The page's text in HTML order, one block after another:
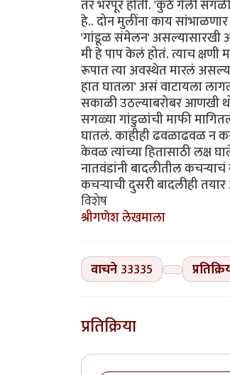
तर भरपूर होती. 'कुठे गेली
हे.. दोन मुलींना काय
'गांडूळ संमेलन' असल्यासारखी
मी हे पाप केलं होतं. त्याच क्षणी
रूपात त्या अवस्थेत मारलं
हात घातला' असं वाटायला
सकाळी उठल्याबरोबर आणखी
सगळ्या गांडुळांची माफी
घातलं. काहीही ढवळाढवळ न
केवळ त्यांच्या हितासाठी लक्ष
नातवंडांनी बादलीतील
कचऱ्याची दुसरी बादलीही
विशेष
श्रीगणेश लेखमाला
वाचने 33335
प्रतिक्रिया